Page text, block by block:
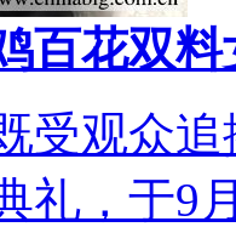
百花双
受观众
礼，于9